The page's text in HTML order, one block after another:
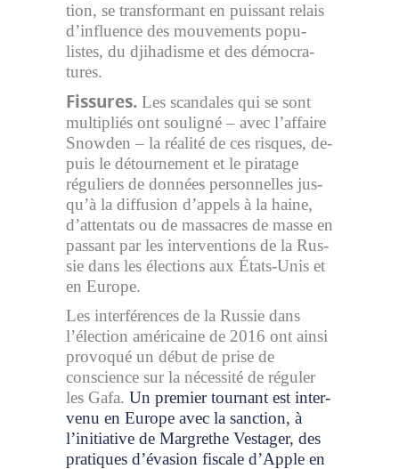
tion, se trans­for­mant en puis­sant re­lais
d’in­fluence des mou­ve­ments po­pu­
listes, du dji­ha­disme et des dé­mo­cra­
tures.
Fis­sures. Les scan­dales qui se sont
mul­ti­pliés ont sou­li­gné – avec l’af­faire
Snowden – la réa­lité de ces risques, de­
puis le dé­tour­ne­ment et le pi­ra­tage
réguliers de don­nées per­son­nelles jus­
qu’à la dif­fu­sion d’ap­pels à la haine,
d’atten­tats ou de mas­sacres de masse en
pas­sant par les in­ter­ven­tions de la Rus­
sie dans les élec­tions aux États-Unis et
en Eu­rope.
Les in­ter­fé­rences de la Rus­sie dans
l’élec­tion amé­ri­caine de 2016 ont ainsi
pro­vo­qué un début de prise de
conscience sur la né­ces­sité de ré­gu­ler
les Gafa. Un pre­mier tour­nant est in­ter­
venu en Eu­rope avec la sanc­tion, à
l’ini­tia­tive de Margrethe Ves­ta­ger, des
pra­tiques d’éva­sion fis­cale d’Apple en